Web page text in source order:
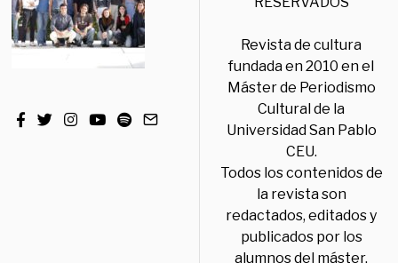
Revista de cultura
fundada en 2010 en el
Máster de Periodismo
Cultural de la
Universidad San Pablo
CEU.
Todos los contenidos de
la revista son
redactados, editados y
publicados por los
alumnos del máster,